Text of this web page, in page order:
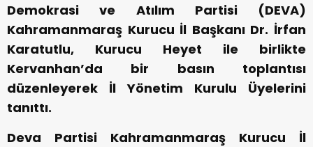
Demokrasi ve Atılım Partisi (DEVA)
Kahramanmaraş Kurucu İl Başkanı Dr. İrfan
Karatutlu, Kurucu Heyet ile birlikte
Kervanhan’da bir basın toplantısı
düzenleyerek İl Yönetim Kurulu Üyelerini
tanıttı.
Deva Partisi Kahramanmaraş Kurucu İl